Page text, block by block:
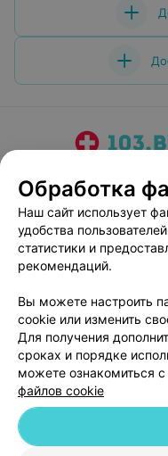
Медицинский
Пользовательское
Написать
Обработка
Обработка
Наш сайт использует
удобства
статистики и
рекомендаций.
Вы можете настроить
cookie или изменить
Для получения
сроках и порядке
можете ознакомиться
файлов cookie